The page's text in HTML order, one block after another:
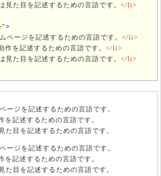
見た目を記述するための言語です。 </li>
>
ページを記述するための言語です。 </li>
作を記述するための言語です。 </li>
見た目を記述するための言語です。 </li>
ージを記述するための言語です。
を記述するための言語です。
た目を記述するための言語です。
ージを記述するための言語です。
を記述するための言語です。
た目を記述するための言語です。